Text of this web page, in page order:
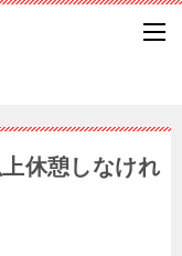
休憩しなけれ